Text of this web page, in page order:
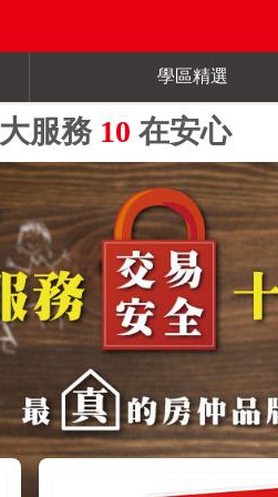
學區精選
大服務 10 在安心